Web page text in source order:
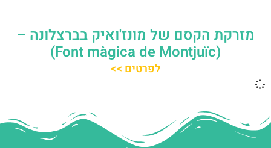
מזרקת הקסם של מונז'ואיק בברצלונה –
(Font màgica de Montjuïc)
לפרטים >>